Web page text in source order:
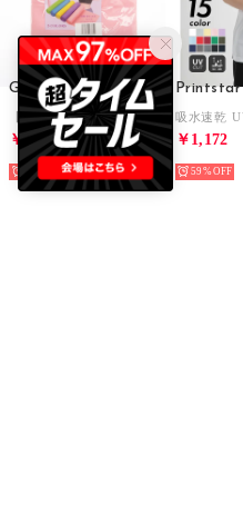
GIO&GIA
【全5色】エクササイズバンド 筋トレから軽いストレッチまで 男女兼用 フィットネス ストレッチ トレーニング ヨガ（ピンク）
￥198
64%
Printstar
￥1,172
59%